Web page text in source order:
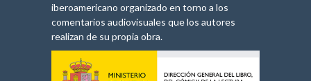
iberoamericano organizado en torno a los
comentarios audiovisuales que los autores
realizan de su propia obra.